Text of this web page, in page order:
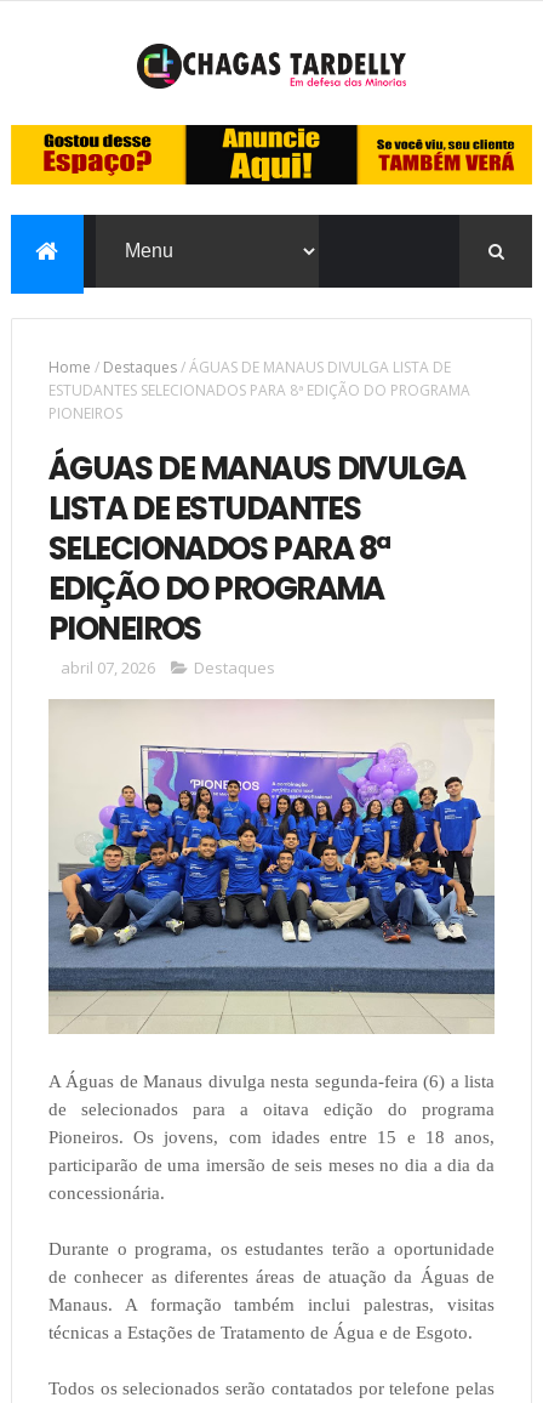
Home / Destaques/ÁGUAS DE MANAUS DIVULGA LISTA DE
ESTUDANTES SELECIONADOS PARA 8ª EDIÇÃO DO PROGRAMA
PIONEIROS
ÁGUAS DE MANAUS DIVULGA
LISTA DE ESTUDANTES
SELECIONADOS PARA 8ª
EDIÇÃO DO PROGRAMA
PIONEIROS
abril 07, 2026 Destaques
A Águas de Manaus divulga nesta segunda-feira (6) a lista
de selecionados para a oitava edição do programa
Pioneiros. Os jovens, com idades entre 15 e 18 anos,
participarão de uma imersão de seis meses no dia a dia da
concessionária.
Durante o programa, os estudantes terão a oportunidade
de conhecer as diferentes áreas de atuação da Águas de
Manaus. A formação também inclui palestras, visitas
técnicas a Estações de Tratamento de Água e de Esgoto.
Todos os selecionados serão contatados por telefone pelas